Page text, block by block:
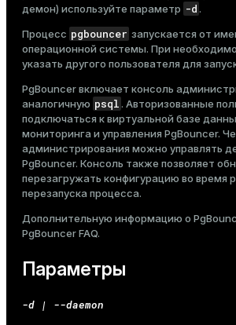
демон) используйте параметр -d.
Процесс pgbouncer запускается от
операционной системы. При
указать другого пользователя для
PgBouncer включает консоль
аналогичную psql. Авторизованные
подключаться к виртуальной базе
мониторинга и управления PgBouncer.
администрирования можно управлять
PgBouncer. Консоль также позволяет
перезагружать конфигурацию во время
перезапуска процесса.
Дополнительную информацию о
PgBouncer FAQ.
Параметры
-d | --daemon